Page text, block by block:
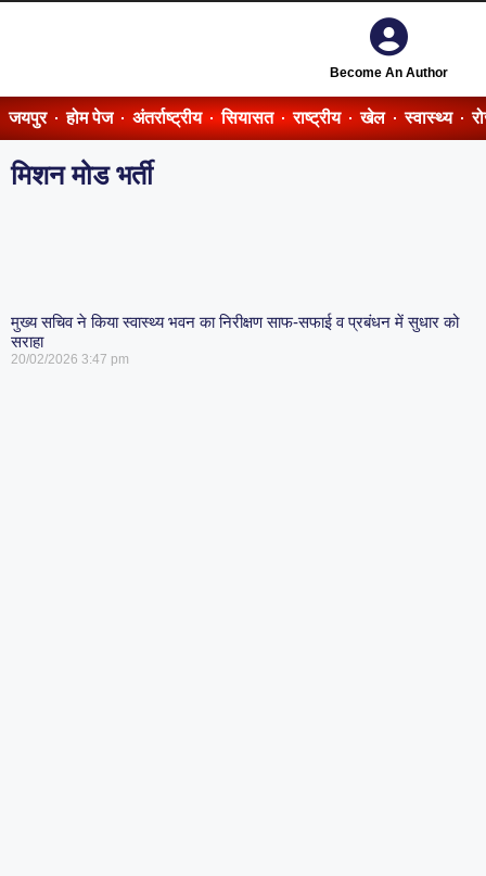
Become An Author
जयपुर होम पेज अंतर्राष्ट्रीय सियासत राष्ट्रीय खेल स्वास्थ्य
मिशन मोड भर्ती
मुख्य सचिव ने किया स्वास्थ्य भवन का निरीक्षण साफ-सफाई व प्रबंधन में सुधार को
सराहा
20/02/2026 3:47 pm